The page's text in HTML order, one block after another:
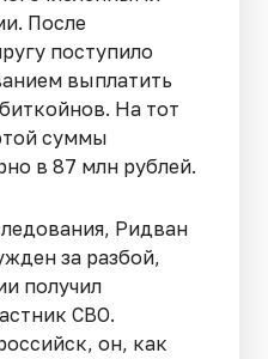
После
поступило
выплатить
На тот
суммы
в 87 млн рублей.
Ридван
за разбой,
получил
СВО.
он, как